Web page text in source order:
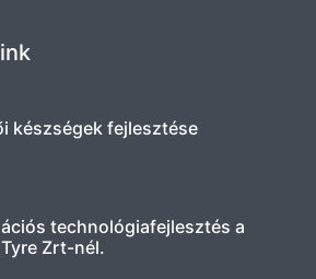
készségek fejlesztése
technológiafejlesztés a
Zrt-nél.